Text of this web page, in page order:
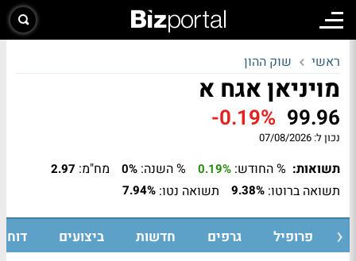
ראשי שוק ההון
מויניאן אגח א
99.96
-0.19%
נכון ל: 07/08/2026
תשואות: % החודש: 0.19% % השנה: 0% מח"מ: 2.97
תשואה ברוטו: 9.38% תשואה נטו: 7.94%
פרופיל גרפים חדשות ביצועים